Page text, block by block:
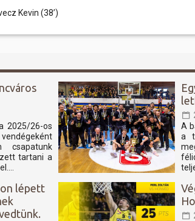
Kevin (38’)
2025/26-os
csapatunk
tartani a
A
a
lépett